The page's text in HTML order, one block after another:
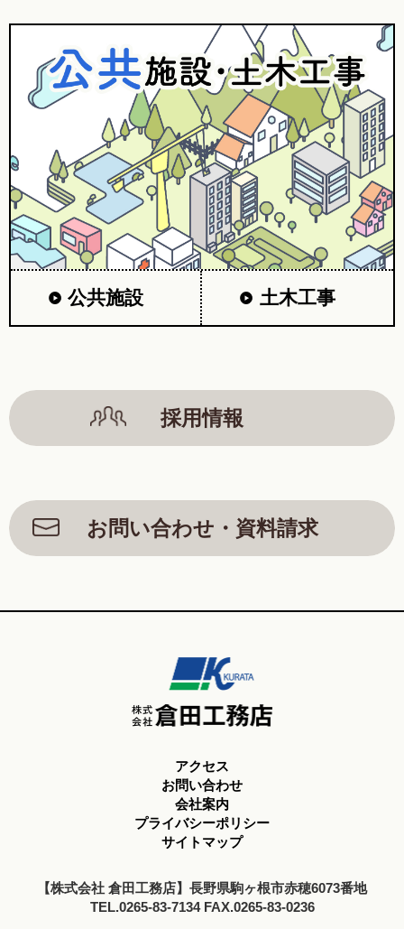
公共施設 土木工事
採用情報
お問い合わせ・資料請求
アクセス
お問い合わせ
会社案内
プライバシーポリシー
サイトマップ
【株式会社 倉田工務店】長野県駒ヶ根市赤穂6073番地
TEL.0265-83-7134 FAX.0265-83-0236